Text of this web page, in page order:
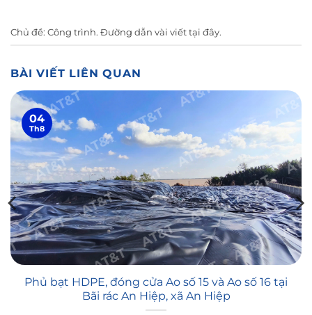
Chủ đề: Công trình. Đường dẫn vài viết tại đây.
BÀI VIẾT LIÊN QUAN
Phủ bạt HDPE, đóng cửa Ao số 15 và Ao số 16 tại
Bãi rác An Hiệp, xã An Hiệp
04
Th8